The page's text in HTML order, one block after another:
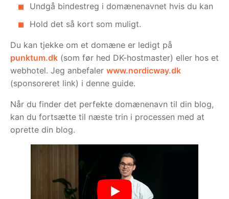
Undgå bindestreg i domænenavnet hvis du kan
Hold det så kort som muligt.
Du kan tjekke om et domæne er ledigt på
punktum.dk (som før hed DK-hostmaster) eller hos et
webhotel. Jeg anbefaler www.nordicway.dk
(sponsoreret link) i denne guide.
Når du finder det perfekte domænenavn til din blog,
kan du fortsætte til næste trin i processen med at
oprette din blog.